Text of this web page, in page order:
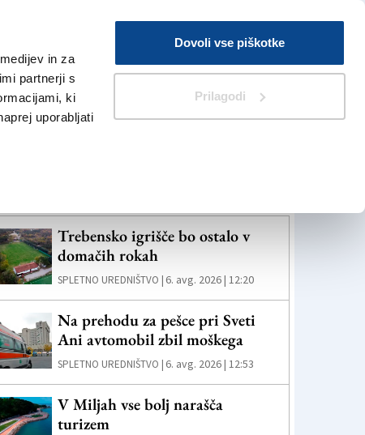
in za
partnerji s
ki
uporabljati
Dovoli vse piškotke
Prilagodi
V Kioskih
Iskanje
Trebensko igrišče bo ostalo v
domačih rokah
SPLETNO UREDNIŠTVO |6. avg. 2026 | 12:20
Na prehodu za pešce pri Sveti
Ani avtomobil zbil moškega
SPLETNO UREDNIŠTVO | 6. avg. 2026 | 12:53
V Miljah vse bolj narašča
turizem